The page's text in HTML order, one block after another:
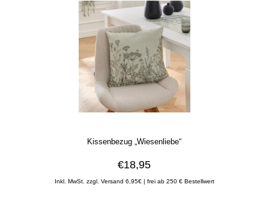
Kissenbezug „Wiesenliebe“
€18,95
Inkl. MwSt. zzgl. Versand 6,95€ | frei ab 250 € Bestellwert